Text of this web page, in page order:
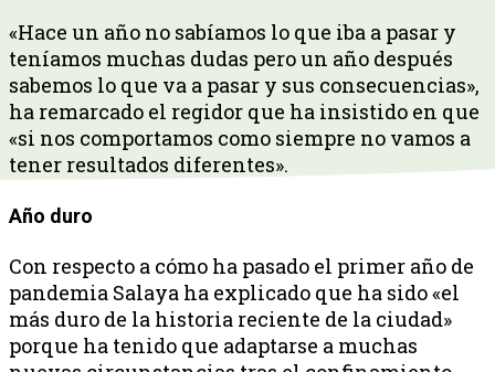
«Hace un año no sabíamos lo que iba a pasar y
teníamos muchas dudas pero un año después
sabemos lo que va a pasar y sus consecuencias»,
ha remarcado el regidor que ha insistido en que
«si nos comportamos como siempre no vamos a
tener resultados diferentes».
Año duro
Con respecto a cómo ha pasado el primer año de
pandemia Salaya ha explicado que ha sido «el
más duro de la historia reciente de la ciudad»
porque ha tenido que adaptarse a muchas